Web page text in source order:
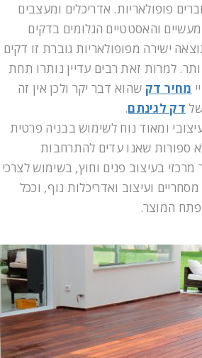
פופולאריות. אדריכלים ומעצבים
והאסטטיים הגלומים בדקים
ישירה מפופולאריות גוברת זו דקים
למרות זאת רבים עדיין נותרו תחת
מחיר דק שהוא דבר יקר ולכן אין זה
דק לגינתם.
ומאוד נוח לשימוש בבניה פרטית
ספורות שאנו עדים להתרחבות
בעיצוב פנים וחוץ, בשימוש לצרכי
ועיצוב ואדריכלות נוף, וככל
המוצר.